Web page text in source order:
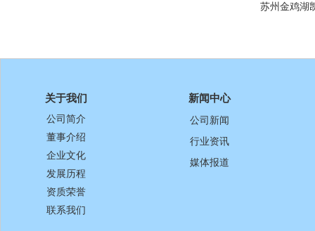
苏州金鸡湖
关于我们
公司简介
董事介绍
企业文化
发展历程
资质荣誉
联系我们
新闻中心
公司新闻
行业资讯
媒体报道